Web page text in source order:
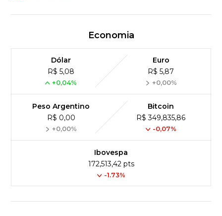
Economia
Dólar
R$ 5,08
+0,04%
Euro
R$ 5,87
+0,00%
Peso Argentino
R$ 0,00
+0,00%
Bitcoin
R$ 349,835,86
-0,07%
Ibovespa
172,513,42 pts
-1.73%